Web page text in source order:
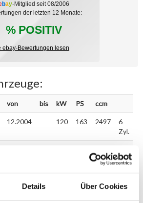
Details Über Cookies
bay-Mitglied seit 08/2006
der letzten 12 Monate:
% POSITIV
ebay-Bewertungen lesen
von bis kW PS ccm
12.2004 120 163 2497
6
Zyl.
Zyl.
Zyl.